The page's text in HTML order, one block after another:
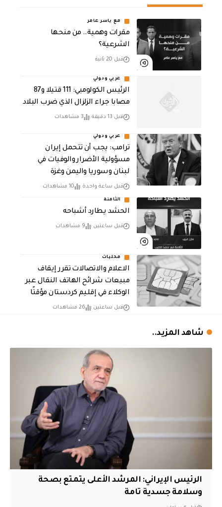
مع ياسر عامر
مقرات وهمية.. من منحها
الشرعية؟
قبل 20 ثانية
عربي ودولي
الرئيس الكولومبي: 111 قتيلا و87
مصابا جراء الزلزال الذي ضرب البلاد
قبل 13 دقيقة 3 مشاهدات
عربي ودولي
ترامب: يجب أن تتحمل إيران
مسؤولية الأضرار والوفيات في
لبنان وسوريا واليمن وغزة
قبل ساعة واحدة 10 مشاهدات
الثامنة
الحشد يطارد أشباحه
قبل ساعتين 9 مشاهدات
محليات
الاعلام والاتصالات تقرر إيقاف
مبيعات شرائح الهاتف النقال عبر
الوكلاء في إقليم كردستان مؤقتًا
قبل ساعتين 26 مشاهدات
شاهد المزيد..
الرئيس الإيراني: المرشد الأعلى يتمتع بصحة
وسلامة جسدية تامة